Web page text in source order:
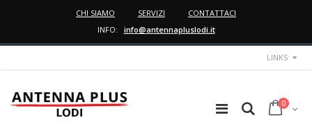
CHI SIAMO SERVIZI
CONTATTACI
INFO:
info@antennapluslodi.it
LINKS
0